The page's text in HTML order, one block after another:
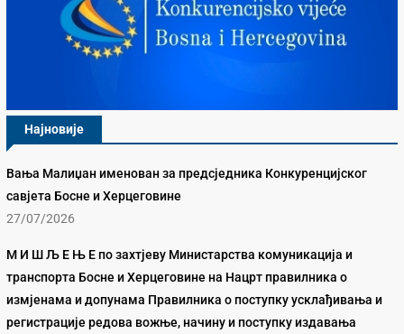
Најновије
Вања Малиџан именован за предсједника Конкуренцијског
савјета Босне и Херцеговине
27/07/2026
М И Ш Љ Е Њ Е по захтјеву Министарства комуникација и
транспорта Босне и Херцеговине на Нацрт правилника о
измјенама и допунама Правилника о поступку усклађивања и
регистрације редова вожње, начину и поступку издавања